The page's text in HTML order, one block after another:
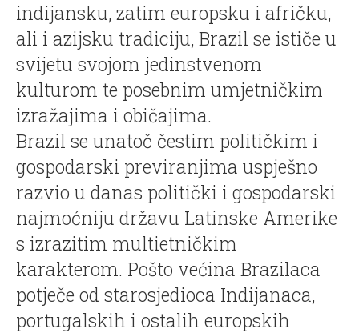
indijansku, zatim europsku i afričku,
ali i azijsku tradiciju, Brazil se ističe u
svijetu svojom jedinstvenom
kulturom te posebnim umjetničkim
izražajima i običajima.
Brazil se unatoč čestim političkim i
gospodarski previranjima uspješno
razvio u danas politički i gospodarski
najmoćniju državu Latinske Amerike
s izrazitim multietničkim
karakterom. Pošto većina Brazilaca
potječe od starosjedioca Indijanaca,
portugalskih i ostalih europskih